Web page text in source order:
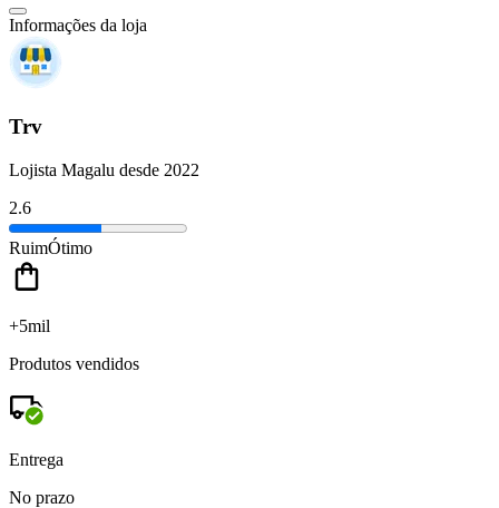
Informações da loja
Trv
Lojista Magalu desde 2022
2.6
RuimÓtimo
+5mil
Produtos vendidos
Entrega
No prazo